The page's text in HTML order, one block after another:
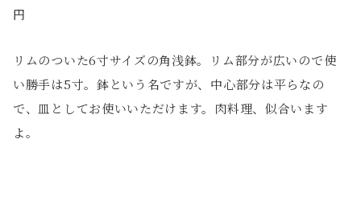
円
リムのついた6寸サイズの角浅鉢。リム部分が広いので使
い勝手は5寸。鉢という名ですが、中心部分は平らなの
で、皿としてお使いいただけます。肉料理、似合います
よ。